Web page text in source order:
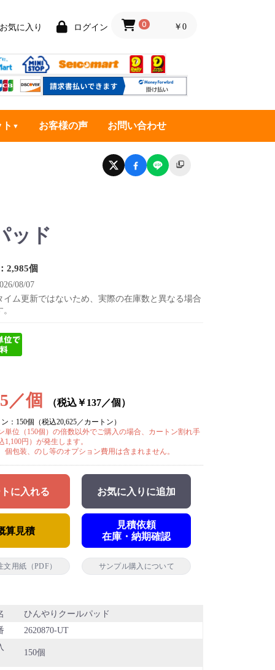
お気に入り ログイン 0 ￥0
お客様の声 お問い合わせ
ッド
2,985個
08/07
ム更新ではないため、実際の在庫数と異なる場合
／個 （税込￥137／個）
：150個（税込20,625／カートン）
位（150個）の倍数以外でご購入の場合、カートン割れ手
1,100円）が発生します。
包装、のし等のオプション費用は含まれません。
に入れる お気に入りに追加
算見積
見積依頼
在庫・納期確認
文用紙（PDF） サンプル購入について
ひんやりクールパッド
2620870-UT
150個